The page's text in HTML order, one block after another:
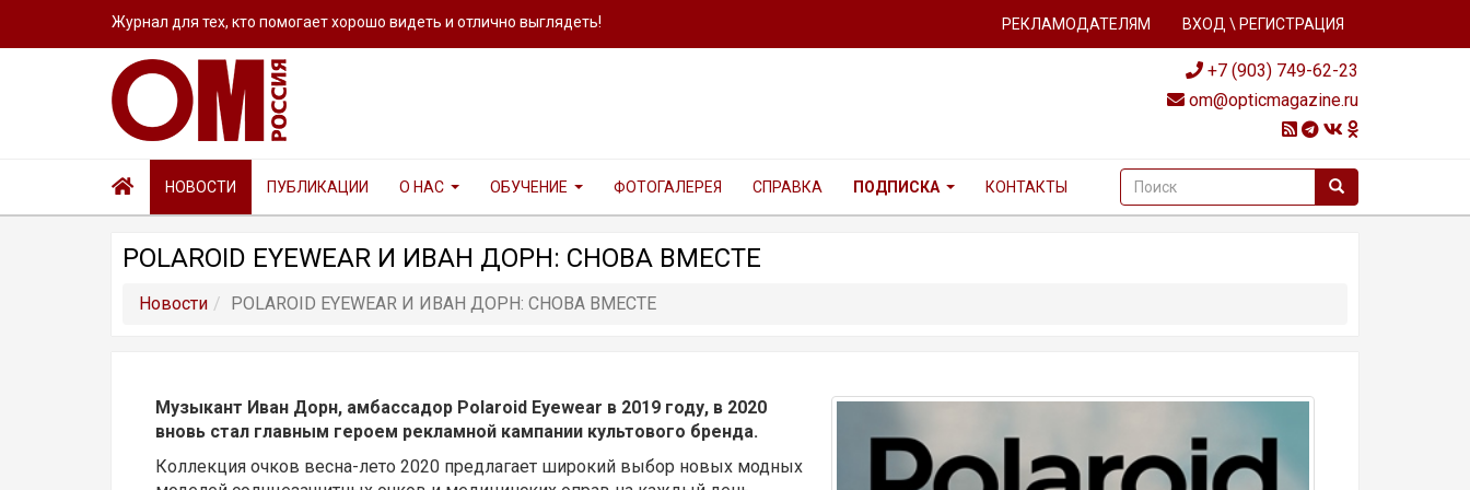
Журнал для тех, кто помогает хорошо видеть и отлично выглядеть! РЕКЛАМОДАТЕЛЯМ ВХОД \ РЕГИСТРАЦИЯ
+7 (903) 749-62-23
om@opticmagazine.ru
НОВОСТИ ПУБЛИКАЦИИ О НАС ОБУЧЕНИЕ ФОТОГАЛЕРЕЯ СПРАВКА ПОДПИСКА КОНТАКТЫ
POLAROID EYEWEAR И ИВАН ДОРН: СНОВА ВМЕСТЕ
Новости POLAROID EYEWEAR И ИВАН ДОРН: СНОВА ВМЕСТЕ
Музыкант Иван Дорн, амбассадор Polaroid Eyewear в 2019 году, в 2020
вновь стал главным героем рекламной кампании культового бренда.
Коллекция очков весна-лето 2020 предлагает широкий выбор новых модных